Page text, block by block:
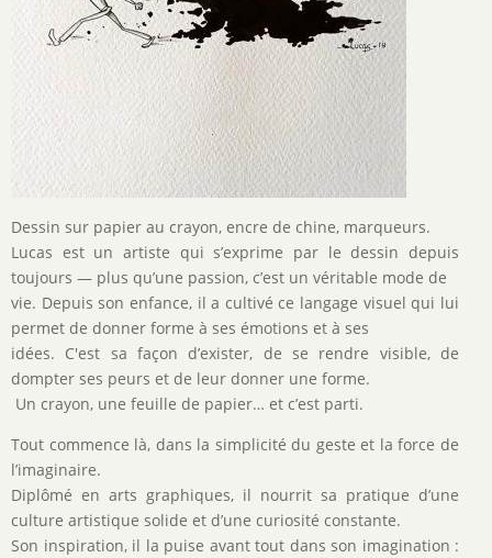
Dessin sur papier au crayon, encre de chine, marqueurs.
Lucas est un artiste qui s’exprime par le dessin depuis
toujours — plus qu’une passion, c’est un véritable mode de
vie. Depuis son enfance, il a cultivé ce langage visuel qui lui
permet de donner forme à ses émotions et à ses
idées. C'est sa façon d’exister, de se rendre visible, de
dompter ses peurs et de leur donner une forme.
Un crayon, une feuille de papier… et c’est parti.
Tout commence là, dans la simplicité du geste et la force de
l’imaginaire.
Diplômé en arts graphiques, il nourrit sa pratique d’une
culture artistique solide et d’une curiosité constante.
Son inspiration, il la puise avant tout dans son imagination :